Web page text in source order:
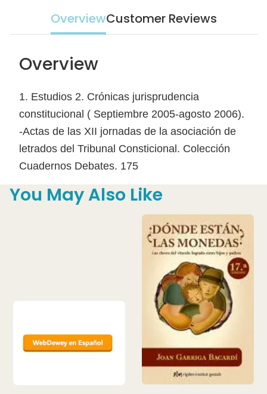
OverviewCustomer Reviews
Overview
1. Estudios 2. Crónicas jurisprudencia
constitucional ( Septiembre 2005-agosto 2006).
-Actas de las XII jornadas de la asociación de
letrados del Tribunal Consticional. Colección
Cuadernos Debates. 175
You May Also Like